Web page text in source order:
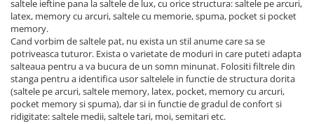
saltele ieftine pana la saltele de lux, cu orice structura: saltele pe arcuri,
latex, memory cu arcuri, saltele cu memorie, spuma, pocket si pocket
memory.
Cand vorbim de saltele pat, nu exista un stil anume care sa se
potriveasca tuturor. Exista o varietate de moduri in care puteti adapta
salteaua pentru a va bucura de un somn minunat. Folositi filtrele din
stanga pentru a identifica usor saltelele in functie de structura dorita
(saltele pe arcuri, saltele memory, latex, pocket, memory cu arcuri,
pocket memory si spuma), dar si in functie de gradul de confort si
ridigitate: saltele medii, saltele tari, moi, semitari etc.